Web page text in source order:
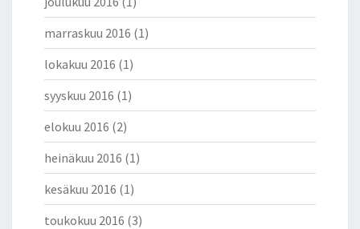
marraskuu 2016 (1)
lokakuu 2016 (1)
syyskuu 2016 (1)
elokuu 2016 (2)
heinäkuu 2016 (1)
kesäkuu 2016 (1)
toukokuu 2016 (3)